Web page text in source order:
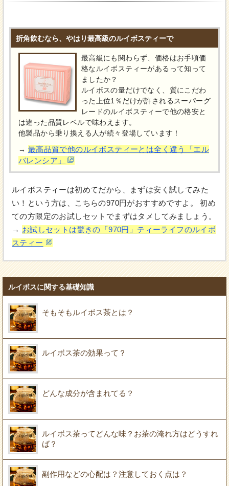
折角飲むなら、やはり最高級のルイボスティーで
最高級にも関わらず、価格はお手頃価
格なルイボスティーがあるって知って
ましたか？
ルイボスの量だけでなく、質にこだわ
った上位1％だけが許されるスーパーグ
レードのルイボスティーで他の格安と
は違った品質レベルで味わえます。
他製品から乗り換える人が続々登場しています！
→ 最高品質で他のルイボスティーとは全く違う「エル
バレンシア」
ルイボスティーは初めてだから、まずは安く試してみた
い！という方は、こちらの970円がおすすめですよ。 初め
ての方限定のお試しセットでまずはタメしてみましょう。
→ お試しセットは驚きの「970円」ティーライフのルイボ
スティー
ルイボスに関する基礎知識
そもそもルイボス茶とは？
ルイボス茶の効果って？
どんな成分が含まれてる？
ルイボス茶ってどんな味？お茶の淹れ方はどうすれ
ば？
副作用などの心配は？注意しておく点は？